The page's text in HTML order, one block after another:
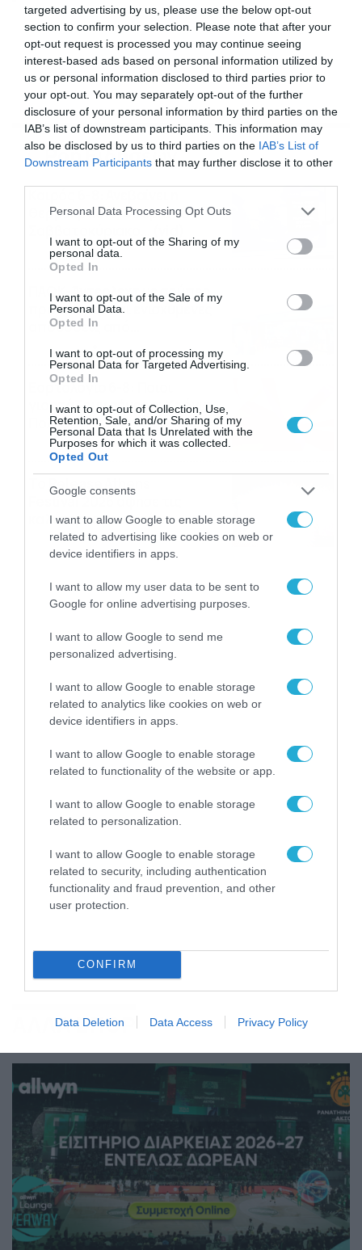
targeted advertising by us, please use the below opt-out
section to confirm your selection. Please note that after your
opt-out request is processed you may continue seeing
interest-based ads based on personal information utilized by
us or personal information disclosed to third parties prior to
your opt-out. You may separately opt-out of the further
disclosure of your personal information by third parties on the
IAB’s list of downstream participants. This information may
also be disclosed by us to third parties on the IAB’s List of
Downstream Participants that may further disclose it to other
Please note that this website/app uses one or more Google
not limited to your visit or usage behaviour. You may click to
grant or deny consent to Google and its third-party tags to
use your data for below specified purposes in below Google
consent section.
Personal Data Processing Opt Outs
I want to opt-out of the Sharing of my
personal data.
Opted In
I want to opt-out of the Sale of my
Personal Data.
Opted In
I want to opt-out of processing my
Personal Data for Targeted Advertising.
Opted In
I want to opt-out of Collection, Use,
Retention, Sale, and/or Sharing of my
Personal Data that Is Unrelated with the
Purposes for which it was collected.
Opted Out
Google consents
I want to allow Google to enable storage
related to advertising like cookies on web or
device identifiers in apps.
I want to allow my user data to be sent to
Google for online advertising purposes.
I want to allow Google to send me
personalized advertising.
I want to allow Google to enable storage
related to analytics like cookies on web or
device identifiers in apps.
I want to allow Google to enable storage
related to functionality of the website or app.
I want to allow Google to enable storage
related to personalization.
I want to allow Google to enable storage
related to security, including authentication
functionality and fraud prevention, and other
user protection.
CONFIRM
Data Deletion Data Access Privacy Policy
ΛΑΙΚΟ ΛΑΧΕΙΟ
Ροή Ειδήσεων
θερμοκρασία, 40άρια το
06/08/2026 22:00
ΠΑΟΚ-Άντερλεχτ με σούπερ
προσφορά* και ενισχυμένες
αποδόσεις από
το Pamestoixima.gr
06/08/2026 14:02
Εορτολόγιο 6-8: Ποιοι
γιορτάζουν σήμερα; Χρόνια
Πολλά…
06/08/2026 08:05
Το Release Athens
Festival 2026 άφησε τις
καλύτερες μουσικές
αναμνήσεις
05/08/2026 21:23
ΑΛΛΑ ΣΠΟΡ